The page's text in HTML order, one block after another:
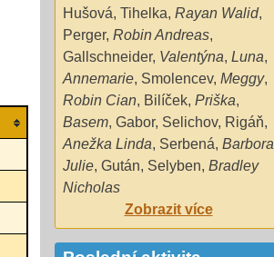
Hušová, Tihelka, Rayan Walid,
Perger, Robin Andreas,
Gallschneider, Valentýna, Luna,
Annemarie, Smolencev, Meggy,
Robin Cian, Bilíček, Priška,
Basem, Gabor, Selichov, Rigáň,
Anežka Linda, Serbená, Barbora
Julie, Gután, Selyben, Bradley
Nicholas
Zobrazit více